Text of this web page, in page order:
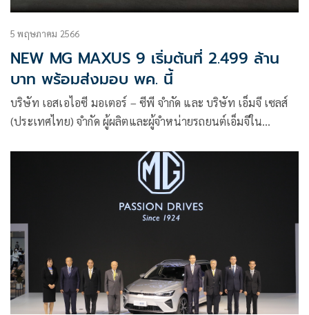
5 พฤษภาคม 2566
NEW MG MAXUS 9 เริ่มต้นที่ 2.499 ล้าน
บาท พร้อมส่งมอบ พค. นี้
บริษัท เอสเอไอซี มอเตอร์ – ซีพี จำกัด และ บริษัท เอ็มจี เซลส์
(ประเทศไทย) จำกัด ผู้ผลิตและผู้จำหน่ายรถยนต์เอ็มจีใน